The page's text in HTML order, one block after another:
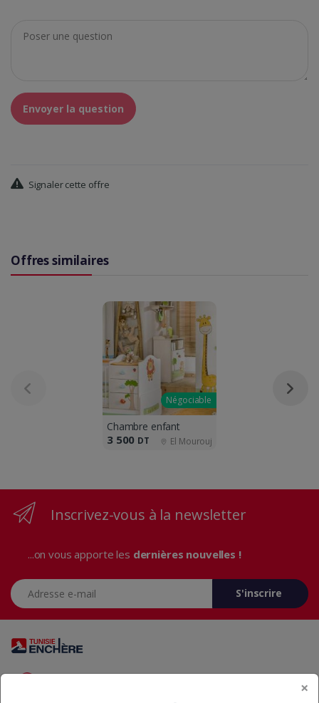
Envoyer la question
Signaler cette offre
Offres similaires
Négociable
Chambre enfant
3 500 DT El Mourouj
Inscrivez-vous à la newsletter
...on vous apporte les dernières nouvelles !
Adresse e-mail
S'inscrire
Vous avez des questions? Appelez-nous 24/7!
×